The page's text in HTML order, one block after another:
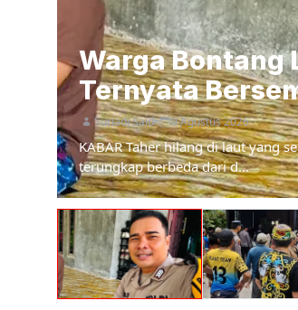
Warga Bontang
Ternyata
Suriadi Said 9 Agustus 2026
KABAR Taher hilang di laut yang
terungkap berbeda dari d…